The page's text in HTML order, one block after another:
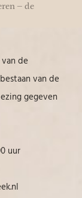
– de
de
van de
gegeven
uur